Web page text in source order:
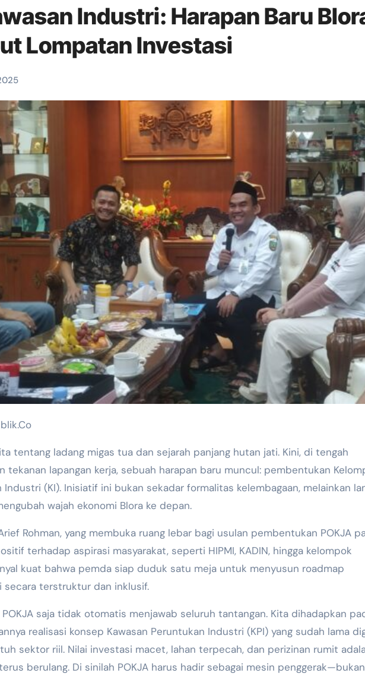
Industri: Harapan Baru
Lompatan Investasi
tentang ladang migas tua dan sejarah panjang hutan jati. Kini, di tengah
tekanan lapangan kerja, sebuah harapan baru muncul: pembentukan
Industri (KI). Inisiatif ini bukan sekadar formalitas kelembagaan, melainkan
wajah ekonomi Blora ke depan.
Rohman, yang membuka ruang lebar bagi usulan pembentukan POKJA
terhadap aspirasi masyarakat, seperti HIPMI, KADIN, hingga kelompok
kuat bahwa pemda siap duduk satu meja untuk menyusun roadmap
secara terstruktur dan inklusif.
saja tidak otomatis menjawab seluruh tantangan. Kita dihadapkan
realisasi konsep Kawasan Peruntukan Industri (KPI) yang sudah lama
sektor riil. Nilai investasi macet, lahan terpecah, dan perizinan rumit
berulang. Di sinilah POKJA harus hadir sebagai mesin penggerak—bukan